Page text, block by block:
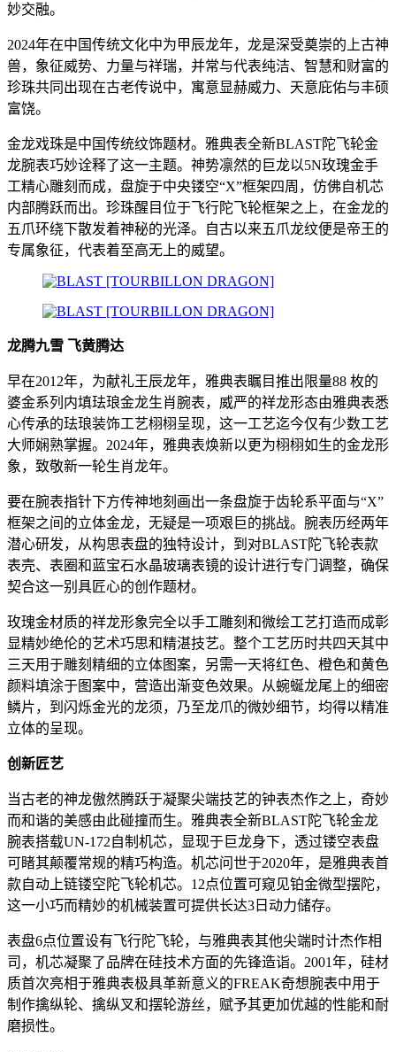
妙交融。
2024年在中国传统文化中为甲辰龙年，龙是深受奠崇的上古神
兽，象征威势、力量与祥瑞，并常与代表纯洁、智慧和财富的
珍珠共同出现在古老传说中，寓意显赫威力、天意庇佑与丰硕
富饶。
金龙戏珠是中国传统纹饰题材。雅典表全新BLAST陀飞轮金
龙腕表巧妙诠释了这一主题。神势凛然的巨龙以5N玫瑰金手
工精心雕刻而成，盘旋于中央镂空“X”框架四周，仿佛自机芯
内部腾跃而出。珍珠醒目位于飞行陀飞轮框架之上，在金龙的
五爪环绕下散发着神秘的光泽。自古以来五爪龙纹便是帝王的
专属象征，代表着至高无上的威望。
龙腾九雪 飞黄腾达
早在2012年，为献礼王辰龙年，雅典表瞩目推出限量88 枚的
婆金系列内填珐琅金龙生肖腕表，威严的祥龙形态由雅典表悉
心传承的珐琅装饰工艺栩栩呈现，这一工艺迄今仅有少数工艺
大师娴熟掌握。2024年，雅典表焕新以更为栩栩如生的金龙形
象，致敬新一轮生肖龙年。
要在腕表指针下方传神地刻画出一条盘旋于齿轮系平面与“X”
框架之间的立体金龙，无疑是一项艰巨的挑战。腕表历经两年
潜心研发，从构思表盘的独特设计，到对BLAST陀飞轮表款
表壳、表圈和蓝宝石水晶玻璃表镜的设计进行专门调整，确保
契合这一别具匠心的创作题材。
玫瑰金材质的祥龙形象完全以手工雕刻和微绘工艺打造而成彰
显精妙绝伦的艺术巧思和精湛技艺。整个工艺历时共四天其中
三天用于雕刻精细的立体图案，另需一天将红色、橙色和黄色
颜料填涂于图案中，营造出渐变色效果。从蜿蜒龙尾上的细密
鳞片，到闪烁金光的龙须，乃至龙爪的微妙细节，均得以精准
立体的呈现。
创新匠艺
当古老的神龙傲然腾跃于凝聚尖端技艺的钟表杰作之上，奇妙
而和谐的美感由此碰撞而生。雅典表全新BLAST陀飞轮金龙
腕表搭载UN-172自制机芯，显现于巨龙身下，透过镂空表盘
可睹其颠覆常规的精巧构造。机芯问世于2020年，是雅典表首
款自动上链镂空陀飞轮机芯。12点位置可窥见铂金微型摆陀，
这一小巧而精妙的机械装置可提供长达3日动力储存。
表盘6点位置设有飞行陀飞轮，与雅典表其他尖端时计杰作相
司，机芯凝聚了品牌在硅技术方面的先锋造诣。2001年，硅材
质首次亮相于雅典表极具革新意义的FREAK奇想腕表中用于
制作擒纵轮、擒纵叉和摆轮游丝，赋予其更加优越的性能和耐
磨损性。